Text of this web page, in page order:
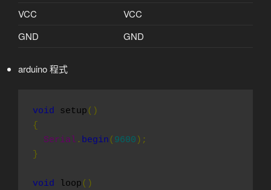
VCC
VCC
GND
GND
arduino 程式
void setup()
{
Serial . begin( 9600 );
}
void loop()